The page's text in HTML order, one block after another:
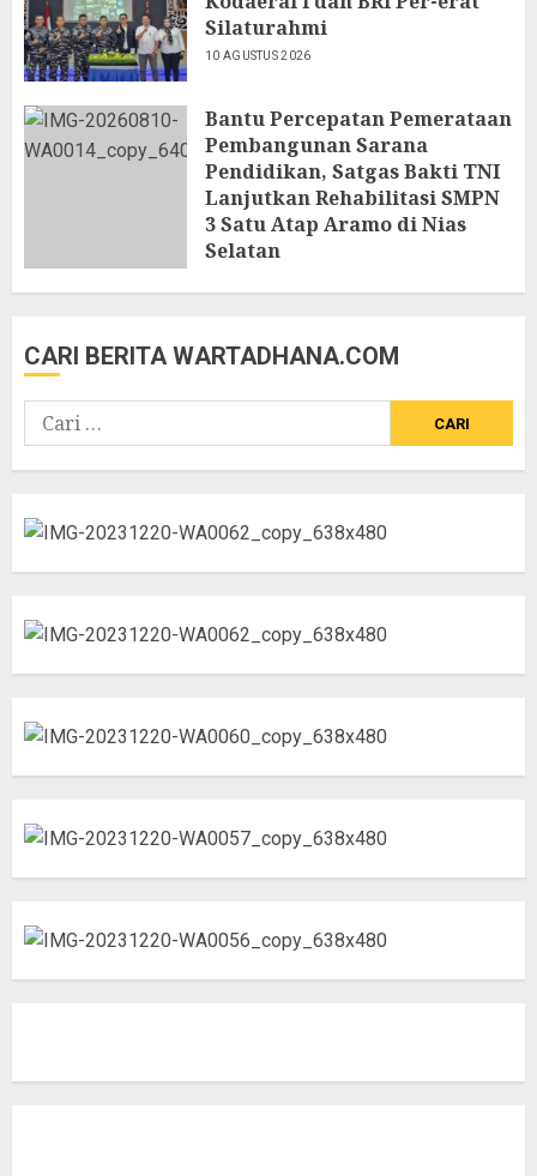
Silaturahmi
10 AGUSTUS 2026
Bantu Percepatan Pemerataan
Pembangunan Sarana
Pendidikan, Satgas Bakti TNI
Lanjutkan Rehabilitasi SMPN
3 Satu Atap Aramo di Nias
Selatan
CARI BERITA WARTADHANA.COM
Cari
untuk: